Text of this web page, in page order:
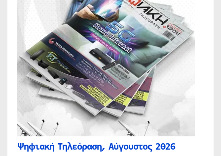
Ψηφιακή Τηλεόραση, Αύγουστος 2026